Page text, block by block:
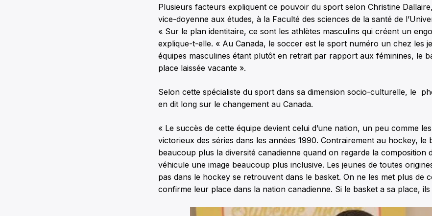
Plusieurs facteurs expliquent ce pouvoir du sport selon Christine
vice-doyenne aux études, à la Faculté des sciences de la santé de
« Sur le plan identitaire, ce sont les athlètes masculins qui créent un
explique-t-elle. « Au Canada, le soccer est le sport numéro un chez les
équipes masculines étant plutôt en retrait par rapport aux féminines, le
place laissée vacante ».
Selon cette spécialiste du sport dans sa dimension socio-culturelle, le
en dit long sur le changement au Canada.
« Le succès de cette équipe devient celui d’une nation, un peu comme
victorieux des séries dans les années 1990. Contrairement au hockey, le
beaucoup plus la diversité canadienne quand on regarde la composition
véhicule une image beaucoup plus inclusive. Les jeunes de toutes
pas dans le hockey se retrouvent dans le basket. On ne les met plus de
confirme leur place dans la nation canadienne. Si le basket a sa place,